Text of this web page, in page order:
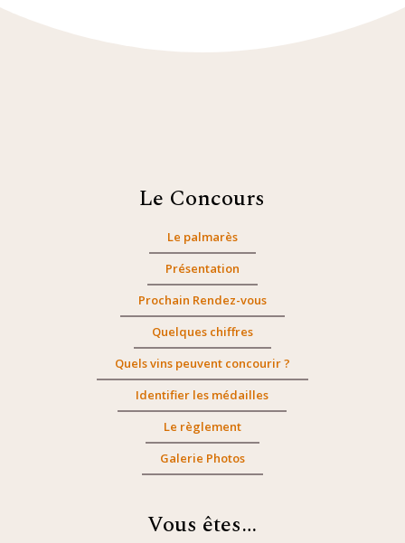
Le Concours
Le palmarès
Présentation
Prochain Rendez-vous
Quelques chiffres
Quels vins peuvent concourir ?
Identifier les médailles
Le règlement
Galerie Photos
Vous êtes…